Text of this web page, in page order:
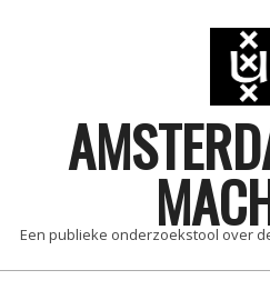
Een publieke onderzoekstool over